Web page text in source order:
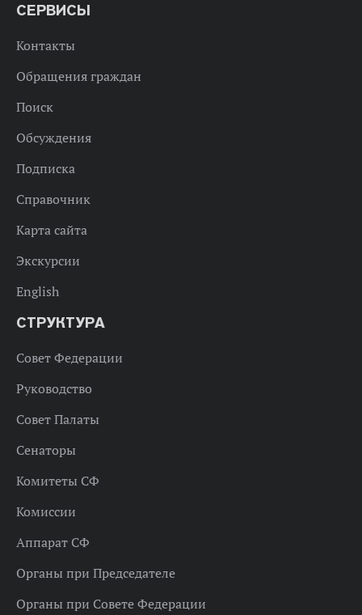
СЕРВИСЫ
Контакты
Обращения граждан
Поиск
Обсуждения
Подписка
Справочник
Карта сайта
Экскурсии
English
СТРУКТУРА
Совет Федерации
Руководство
Совет Палаты
Сенаторы
Комитеты СФ
Комиссии
Аппарат СФ
Органы при Председателе
Органы при Совете Федерации